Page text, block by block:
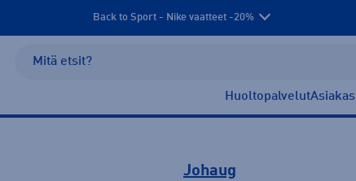
Back to Sport - Nike vaatteet -20%
Huoltopalvelut
Johaug